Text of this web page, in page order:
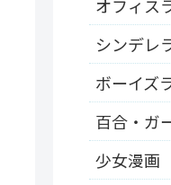
オフィス
シンデレ
ボーイズ
百合・ガ
少女漫画